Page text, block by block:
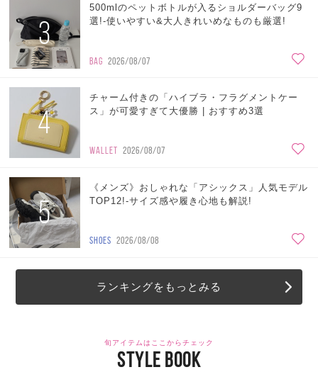
3
500mlのペットボトルが入るショルダーバッグ9
選!-使いやすい&大人きれいめなものも厳選!
BAG 2026/08/07
4
チャーム付きの「ハイブラ・フラグメントケー
ス」が可愛すぎて大優勝 | おすすめ3選
WALLET 2026/08/07
5
《メンズ》おしゃれな「アシックス」人気モデル
TOP12!-サイズ感や履き心地も解説!
SHOES 2026/08/08
ランキングをもっとみる
旬アイテムはここからチェック
STYLE BOOK